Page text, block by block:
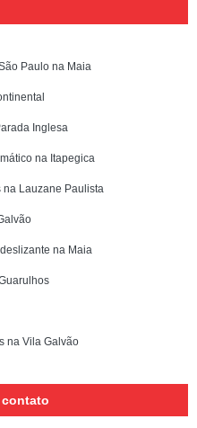
Paulo na Maia
Inglesa
na Itapegica
Lauzane Paulista
na Maia
na Vila Galvão
contato